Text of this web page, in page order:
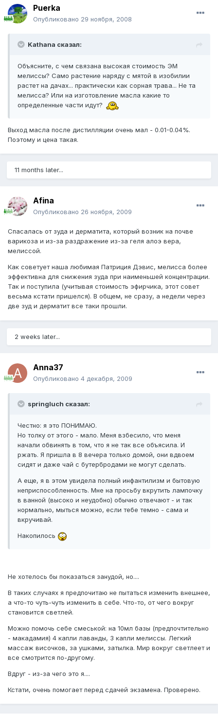
Puerka
Опубликовано 29 ноября, 2008
Kathana сказал:
Объясните, с чем связана высокая стоимость ЭМ
мелиссы? Само растение наряду с мятой в изобилии
растет на дачах... практически как сорная трава... Не та
мелисса? Или на изготовление масла какие то
определенные части идут?
Выход масла после дистилляции очень мал - 0.01-0.04%.
Поэтому и цена такая.
11 months later...
Afina
Опубликовано 26 ноября, 2009
Спасалась от зуда и дерматита, который возник на почве
варикоза и из-за раздражение из-за геля алоэ вера,
мелиссой.
Как советует наша любимая Патриция Дэвис, мелисса более
эффективна для снижения зуда при наименьшей концентрации.
Так и поступила (учитывая стоимость эфирчика, этот совет
весьма кстати пришелся). В общем, не сразу, а недели через
две зуд и дерматит все таки прошли.
2 weeks later...
Anna37
Опубликовано 4 декабря, 2009
springluch сказал:
Честно: я это ПОНИМАЮ.
Но толку от этого - мало. Меня взбесило, что меня
начали обвинять в том, что я не так все объясила. И
ржать. Я пришла в 8 вечера только домой, они вдвоем
сидят и даже чай с бутербродами не могут сделать.
А еще, я в этом увидела полный инфантилизм и бытовую
неприспособленность. Мне на просьбу вкрутить лампочку
в ванной (высоко и неудобно) обычно отвечают - и так
нормально, мыться можно, если тебе темно - сама и
вкручивай.
Накопилось
Не хотелось бы показаться занудой, но....
В таких случаях я предпочитаю не пытаться изменить внешнее,
а что-то чуть-чуть изменить в себе. Что-то, от чего вокруг
становится светлей.
Можно помочь себе смеськой: на 10мл базы (предпочтительно
- макадамия) 4 капли лаванды, 3 капли мелиссы. Легкий
массаж височков, за ушками, затылка. Мир вокруг светлеет и
все смотрится по-другому.
Вдруг - из-за чего это я....
Кстати, очень помогает перед сдачей экзамена. Проверено.